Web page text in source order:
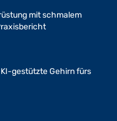
mit schmalem
gestützte Gehirn fürs